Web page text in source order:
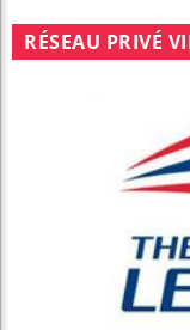
RÉSEAU PRIVÉ